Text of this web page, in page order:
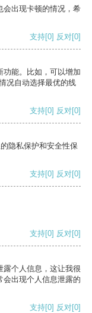
会出现卡顿的情况，希
支持[0] 反对[0]
功能。比如，可以增加
况自动选择最优的线
支持[0] 反对[0]
隐私保护和安全性保
支持[0] 反对[0]
支持[0] 反对[0]
露个人信息，这让我很
会出现个人信息泄露的
支持[0] 反对[0]